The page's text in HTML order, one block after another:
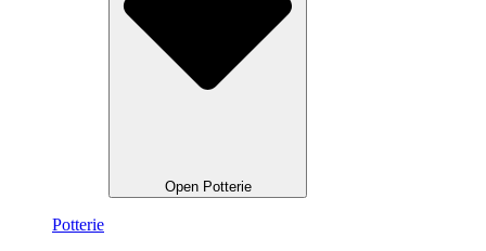
Open Potterie
Potterie